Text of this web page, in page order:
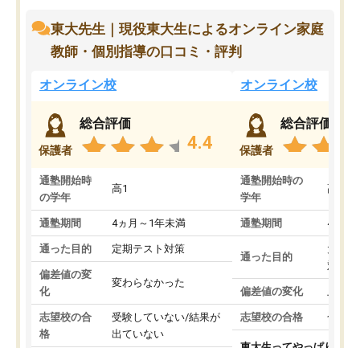
東大先生｜現役東大生によるオンライン家庭
教師・個別指導の口コミ・評判
オンライン校
保護者
総合評価
4.4
通塾開始時
の学年
高1
通塾期間 4ヵ月～1年未満
通った目的 定期テスト対策
偏差値の変
化
変わらなかった
志望校の合
格
受験していない/結果が
出ていない
オンライン校
保護者
総合評価
通塾開始時の
学年
高3
通塾期間 4ヵ月
通った目的
大学
対策
偏差値の変化
志望校の合格 合格